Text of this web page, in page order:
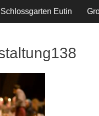
Schlossgarten Eutin